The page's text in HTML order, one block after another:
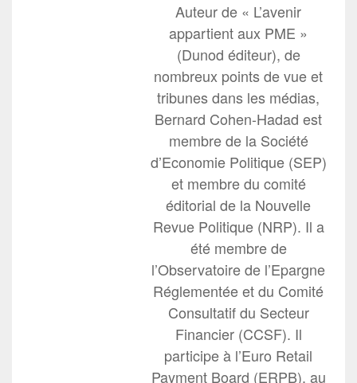
Auteur de « L’avenir
appartient aux PME »
(Dunod éditeur), de
nombreux points de vue et
tribunes dans les médias,
Bernard Cohen-Hadad est
membre de la Société
d’Economie Politique (SEP)
et membre du comité
éditorial de la Nouvelle
Revue Politique (NRP). Il a
été membre de
l’Observatoire de l’Epargne
Réglementée et du Comité
Consultatif du Secteur
Financier (CCSF). Il
participe à l’Euro Retail
Payment Board (ERPB), au